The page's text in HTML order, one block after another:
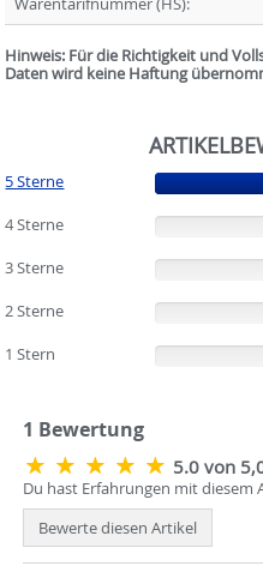
Hinweis: Für die Richtigkeit und
Daten wird keine Haftung
5 Sterne
4 Sterne
3 Sterne
2 Sterne
1 Stern
1 Bewertung
5.0 von
Du hast Erfahrungen mit diesem
Bewerte diesen Artikel